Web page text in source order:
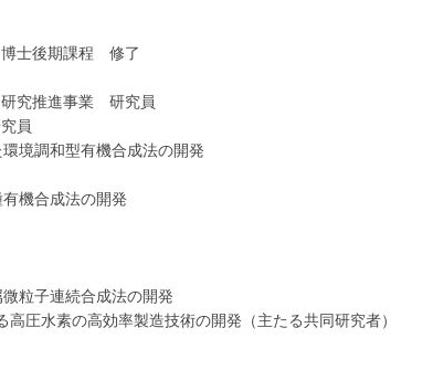
士後期課程 修了
究推進事業 研究員
員
境調和型有機合成法の開発
機合成法の開発
粒子連続合成法の開発
圧水素の高効率製造技術の開発（主たる共同研究者）